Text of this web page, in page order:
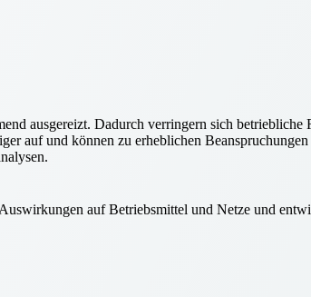
ausgereizt. Dadurch verringern sich betriebliche
auf und können zu erheblichen
auf Betriebsmittel und Netze und